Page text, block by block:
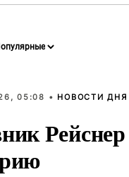
05:08 • НОВОСТИ ДНЯ